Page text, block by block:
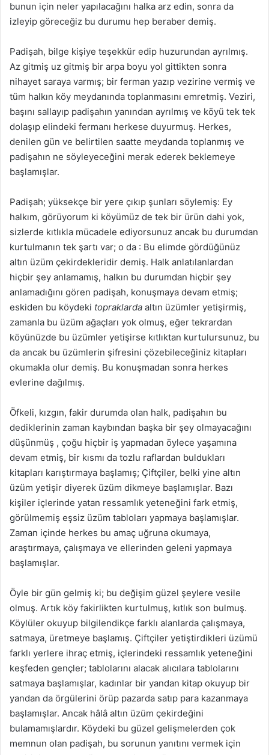
bunun için neler yapılacağını halka arz edin, sonra da
izleyip göreceğiz bu durumu hep beraber demiş.
Padişah, bilge kişiye teşekkür edip huzurundan ayrılmış.
Az gitmiş uz gitmiş bir arpa boyu yol gittikten sonra
nihayet saraya varmış; bir ferman yazıp vezirine vermiş ve
tüm halkın köy meydanında toplanmasını emretmiş. Veziri,
başını sallayıp padişahın yanından ayrılmış ve köyü tek tek
dolaşıp elindeki fermanı herkese duyurmuş. Herkes,
denilen gün ve belirtilen saatte meydanda toplanmış ve
padişahın ne söyleyeceğini merak ederek beklemeye
başlamışlar.
Padişah; yüksekçe bir yere çıkıp şunları söylemiş: Ey
halkım, görüyorum ki köyümüz de tek bir ürün dahi yok,
sizlerde kıtlıkla mücadele ediyorsunuz ancak bu durumdan
kurtulmanın tek şartı var; o da : Bu elimde gördüğünüz
altın üzüm çekirdekleridir demiş. Halk anlatılanlardan
hiçbir şey anlamamış, halkın bu durumdan hiçbir şey
anlamadığını gören padişah, konuşmaya devam etmiş;
eskiden bu köydeki topraklarda altın üzümler yetişirmiş,
zamanla bu üzüm ağaçları yok olmuş, eğer tekrardan
köyünüzde bu üzümler yetişirse kıtlıktan kurtulursunuz, bu
da ancak bu üzümlerin şifresini çözebileceğiniz kitapları
okumakla olur demiş. Bu konuşmadan sonra herkes
evlerine dağılmış.
Öfkeli, kızgın, fakir durumda olan halk, padişahın bu
dediklerinin zaman kaybından başka bir şey olmayacağını
düşünmüş , çoğu hiçbir iş yapmadan öylece yaşamına
devam etmiş, bir kısmı da tozlu raflardan buldukları
kitapları karıştırmaya başlamış; Çiftçiler, belki yine altın
üzüm yetişir diyerek üzüm dikmeye başlamışlar. Bazı
kişiler içlerinde yatan ressamlık yeteneğini fark etmiş,
görülmemiş eşsiz üzüm tabloları yapmaya başlamışlar.
Zaman içinde herkes bu amaç uğruna okumaya,
araştırmaya, çalışmaya ve ellerinden geleni yapmaya
başlamışlar.
Öyle bir gün gelmiş ki; bu değişim güzel şeylere vesile
olmuş. Artık köy fakirlikten kurtulmuş, kıtlık son bulmuş.
Köylüler okuyup bilgilendikçe farklı alanlarda çalışmaya,
satmaya, üretmeye başlamış. Çiftçiler yetiştirdikleri üzümü
farklı yerlere ihraç etmiş, içlerindeki ressamlık yeteneğini
keşfeden gençler; tablolarını alacak alıcılara tablolarını
satmaya başlamışlar, kadınlar bir yandan kitap okuyup bir
yandan da örgülerini örüp pazarda satıp para kazanmaya
başlamışlar. Ancak hâlâ altın üzüm çekirdeğini
bulamamışlardır. Köydeki bu güzel gelişmelerden çok
memnun olan padişah, bu sorunun yanıtını vermek için